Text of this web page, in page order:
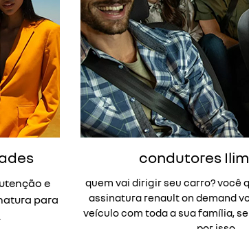
e
para
condutores
quem vai dirigir seu carro? você
assinatura renault on demand
veículo com toda a sua família,